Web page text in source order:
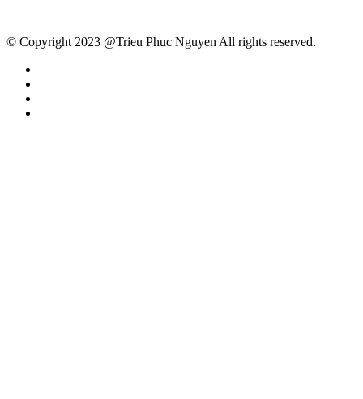
© Copyright 2023 @Trieu Phuc Nguyen All rights reserved.